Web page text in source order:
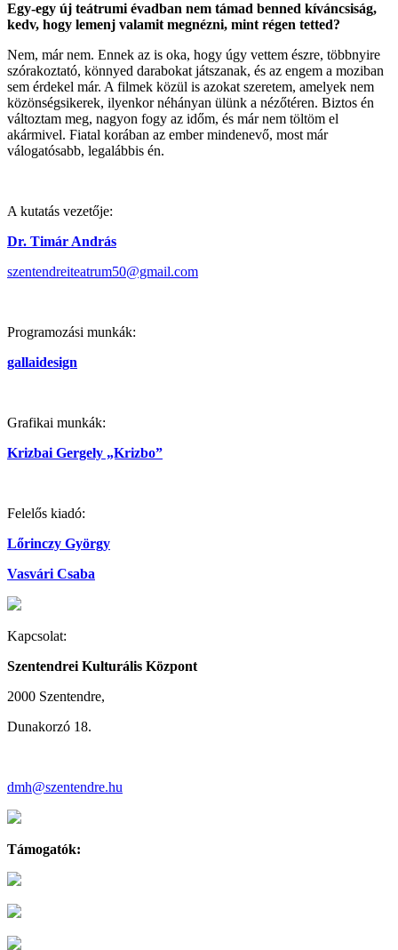
Egy-egy új teátrumi évadban nem támad benned kíváncsiság,
kedv, hogy lemenj valamit megnézni, mint régen tetted?
Nem, már nem. Ennek az is oka, hogy úgy vettem észre, többnyire
szórakoztató, könnyed darabokat játszanak, és az engem a moziban
sem érdekel már. A filmek közül is azokat szeretem, amelyek nem
közönségsikerek, ilyenkor néhányan ülünk a nézőtéren. Biztos én
változtam meg, nagyon fogy az időm, és már nem töltöm el
akármivel. Fiatal korában az ember mindenevő, most már
válogatósabb, legalábbis én.
A kutatás vezetője:
Dr. Timár András
szentendreiteatrum50@gmail.com
Programozási munkák:
gallaidesign
Grafikai munkák:
Krizbai Gergely „Krizbo”
Felelős kiadó:
Lőrinczy György
Vasvári Csaba
Kapcsolat:
Szentendrei Kulturális Központ
2000 Szentendre,
Dunakorzó 18.
dmh@szentendre.hu
Támogatók: